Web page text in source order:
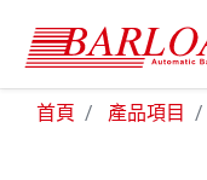
首頁 產品項目